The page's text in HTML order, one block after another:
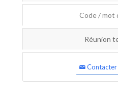
Code / mot
Réunion